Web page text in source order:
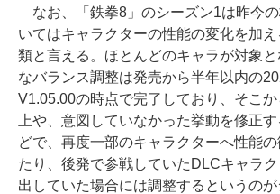
なお、「鉄拳8」のシーズン1は昨今
いてはキャラクターの性能の変化を加
類と言える。ほとんどのキャラが対象
なバランス調整は発売から半年以内の
V1.05.00の時点で完了しており、そこ
上や、意図していなかった挙動を修正
どで、再度一部のキャラクターへ性能
たり、後発で参戦していたDLCキャラ
出していた場合には調整するというの